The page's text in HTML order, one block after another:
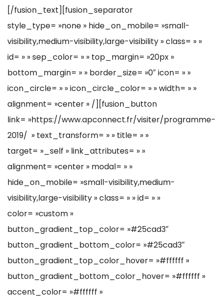
[/fusion_text][fusion_separator
style_type= »none » hide_on_mobile= »small-
visibility,medium-visibility,large-visibility » class= » »
id= » » sep_color= » » top_margin= »20px »
bottom_margin= » » border_size= »0″ icon= » »
icon_circle= » » icon_circle_color= » » width= » »
alignment= »center » /][fusion_button
link= »https://www.apconnect.fr/visiter/programme-
2019/ » text_transform= » » title= » »
target= »_self » link_attributes= » »
alignment= »center » modal= » »
hide_on_mobile= »small-visibility,medium-
visibility,large-visibility » class= » » id= » »
color= »custom »
button_gradient_top_color= »#25cad3″
button_gradient_bottom_color= »#25cad3″
button_gradient_top_color_hover= »#ffffff »
button_gradient_bottom_color_hover= »#ffffff »
accent_color= »#ffffff »